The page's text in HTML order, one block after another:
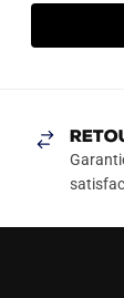
était :